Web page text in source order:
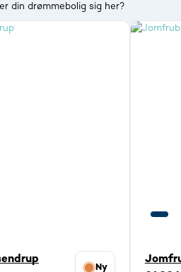
din drømmebolig sig her?
Ny